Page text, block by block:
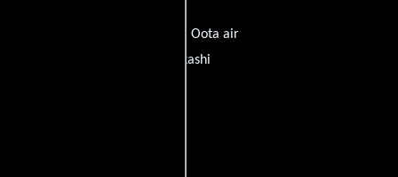
quien interpreta a Oota air
personificando a Takashi
diálogos originales en